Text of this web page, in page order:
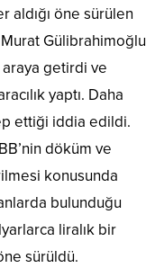
aldığı öne sürülen
Gülibrahimoğlu
getirdi ve
yaptı. Daha
ettiği iddia edildi.
döküm ve
konusunda
bulunduğu
liralık bir
sürüldü.